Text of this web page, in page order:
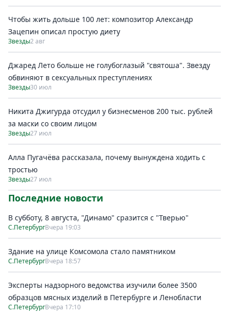
Чтобы жить дольше 100 лет: композитор Александр
Зацепин описал простую диету
Звезды2 авг
Джаред Лето больше не голубоглазый "святоша". Звезду
обвиняют в сексуальных преступлениях
Звезды30 июл
Никита Джигурда отсудил у бизнесменов 200 тыс. рублей
за маски со своим лицом
Звезды27 июл
Алла Пугачёва рассказала, почему вынуждена ходить с
тростью
Звезды27 июл
Последние новости
В субботу, 8 августа, "Динамо" сразится с "Тверью"
С.ПетербургВчера 19:03
Здание на улице Комсомола стало памятником
С.ПетербургВчера 18:57
Эксперты надзорного ведомства изучили более 3500
образцов мясных изделий в Петербурге и Ленобласти
С.ПетербургВчера 17:10